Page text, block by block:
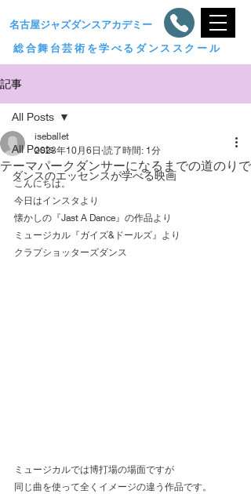
総合舞台芸術を学べるダンススクール
​名古屋ジャズダンスアカデミー
記事
All Posts
ダンスのエッセンスが学べる映画
All Posts
テーマパークダンサーになるまでの道のりで
iseballet
2023年10月6日 読了時間: 1分
こんにちは。
今日はインスタより
懐かしの『Jast A Dance』の作品より
ミュージカル『ガイズ&ドールズ』より
クラプショッターズダンス
ミュージカルでは博打場の場面ですが
同じ曲を使って全くイメージの違う作品です。